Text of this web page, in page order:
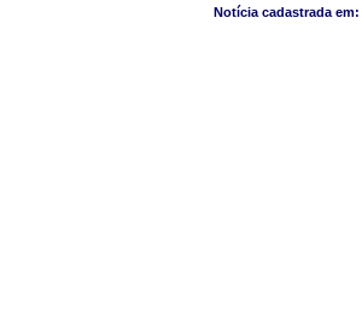
Notícia cadastrada em: